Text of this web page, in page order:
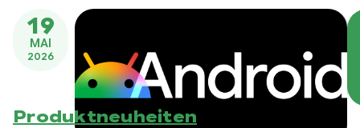
19
MAI
2026
Produktneuheiten